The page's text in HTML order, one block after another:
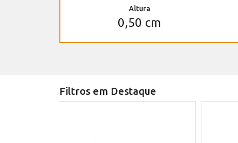
Altura
0,50 cm
Filtros em Destaque